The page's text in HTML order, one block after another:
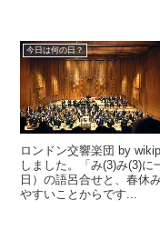
今日は何の日？
ロンドン交響楽団 by
しました。「み(3)み(3)
日）の語呂合せと、春休
やすいことからです...